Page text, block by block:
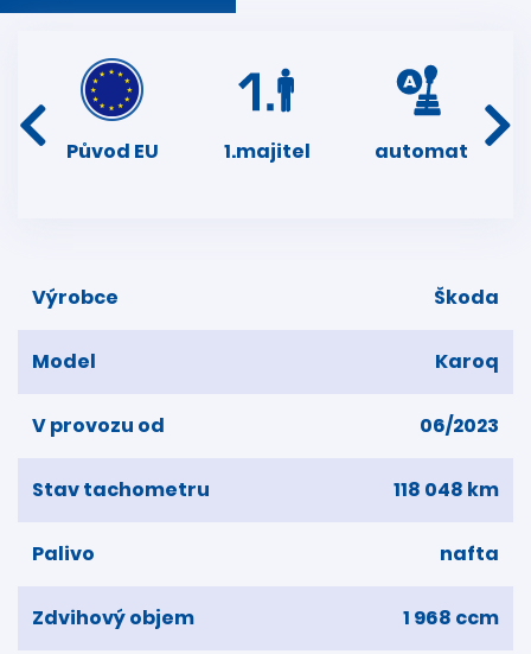
Původ EU 1.majitel automat
Výrobce Škoda
Model Karoq
V provozu od 06/2023
Stav tachometru 118 048 km
Palivo nafta
Zdvihový objem 1 968 ccm